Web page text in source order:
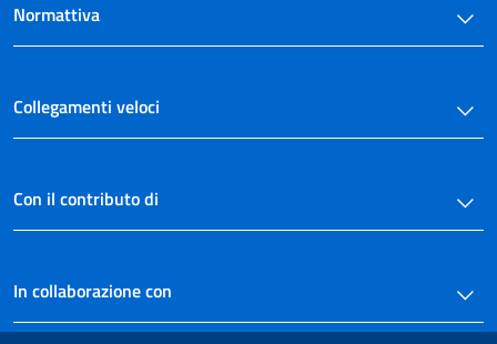
Normattiva
Collegamenti veloci
Con il contributo di
In collaborazione con